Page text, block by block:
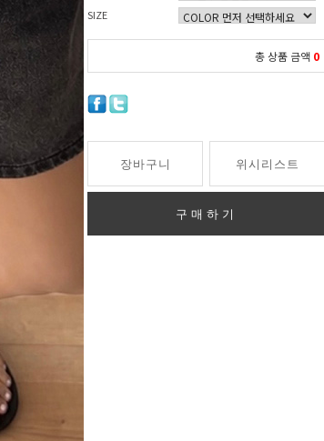
SIZE
총 상품 금액 0
장바구니 위시리스트
구매하기